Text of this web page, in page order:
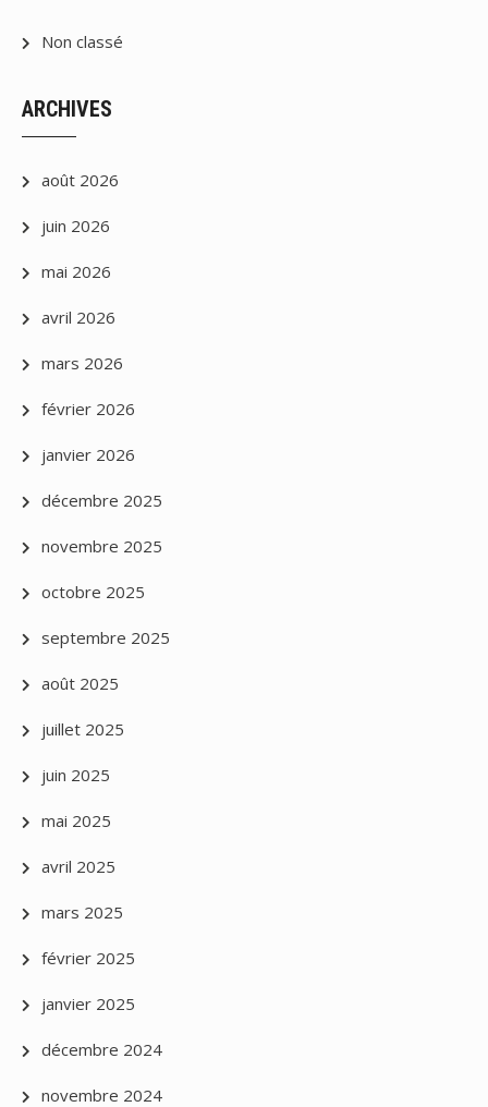
Non classé
ARCHIVES
août 2026
juin 2026
mai 2026
avril 2026
mars 2026
février 2026
janvier 2026
décembre 2025
novembre 2025
octobre 2025
septembre 2025
août 2025
juillet 2025
juin 2025
mai 2025
avril 2025
mars 2025
février 2025
janvier 2025
décembre 2024
novembre 2024